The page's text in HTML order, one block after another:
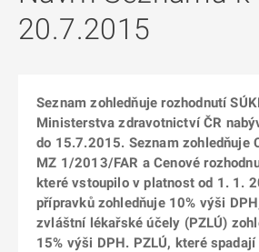
20.7.2015
Seznam zohledňuje rozhodnutí
Ministerstva zdravotnictví ČR
do 15.7.2015. Seznam zohledňuje
MZ 1/2013/FAR a Cenové
které vstoupilo v platnost od 1. 1.
přípravků zohledňuje 10% výši
zvláštní lékařské účely (PZLÚ)
15% výši DPH. PZLÚ, které